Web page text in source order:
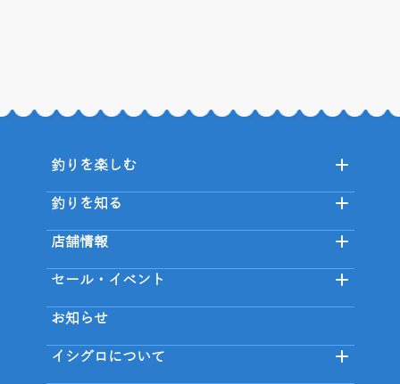
釣りを楽しむ
釣りを知る
店舗情報
セール・イベント
お知らせ
イシグロについて